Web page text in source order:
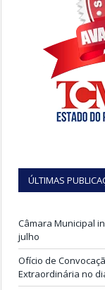
ÚLTIMAS
Câmara Municipal
julho
Ofício de
Extraordinária no